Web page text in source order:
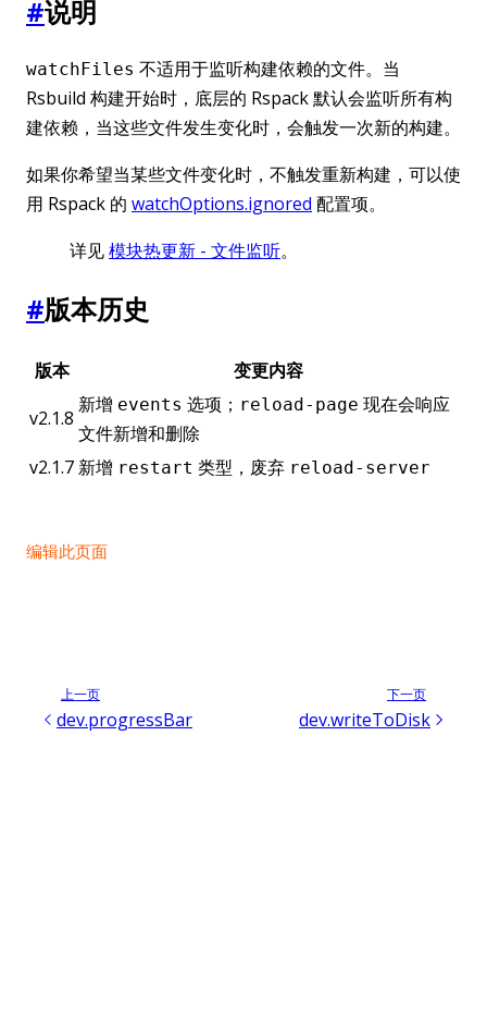
#说明
watchFiles 不适用于监听构建依赖的文件。当
Rsbuild 构建开始时，底层的 Rspack 默认会监听所有构
建依赖，当这些文件发生变化时，会触发一次新的构建。
如果你希望当某些文件变化时，不触发重新构建，可以使
用 Rspack 的 watchOptions.ignored 配置项。
详见模块热更新 - 文件监听。
#版本历史
版本
变更内容
v2.1.8
新增 events 选项； reload-page 现在会响应
文件新增和删除
v2.1.7 新增 restart 类型，废弃 reload-server
编辑此页面
上一页
dev.progressBar
下一页
dev.writeToDisk